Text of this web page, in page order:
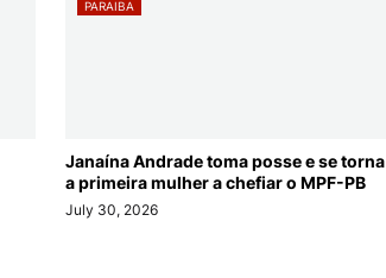
PARAIBA
Janaína Andrade toma posse e se torna
a primeira mulher a chefiar o MPF-PB
July 30, 2026